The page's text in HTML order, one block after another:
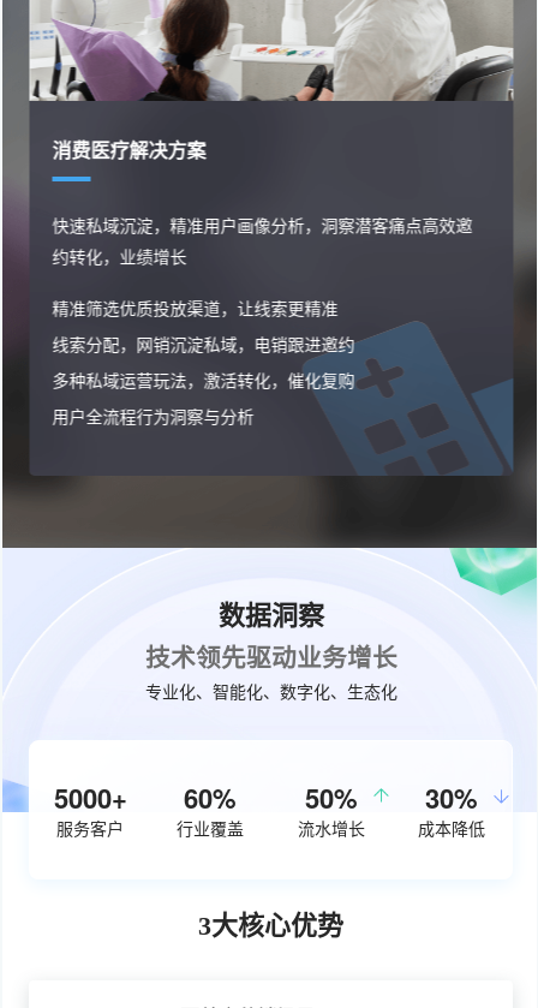
消费医疗解决方案
快速私域沉淀，精准用户画像分析，洞察潜客痛点高效邀
约转化，业绩增长
精准筛选优质投放渠道，让线索更精准
线索分配，网销沉淀私域，电销跟进邀约
多种私域运营玩法，激活转化，催化复购
用户全流程行为洞察与分析
数据洞察
技术领先驱动业务增长
专业化、智能化、数字化、生态化
5000+
服务客户
60%
行业覆盖
50%
流水增长
30%
成本降低
3大核心优势